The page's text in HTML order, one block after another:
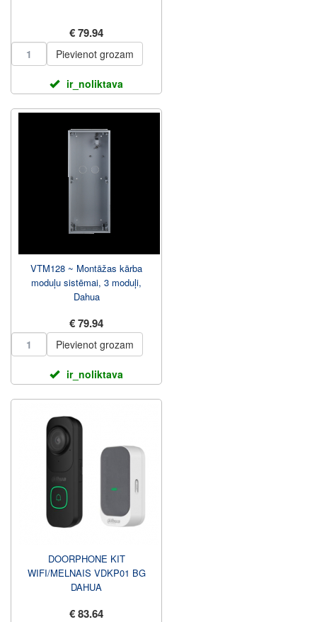
€ 79.94
Pievienot grozam
ir_noliktava
VTM128 ~ Montāžas kārba
moduļu sistēmai, 3 moduļi,
Dahua
€ 79.94
Pievienot grozam
ir_noliktava
DOORPHONE KIT
WIFI/MELNAIS VDKP01 BG
DAHUA
€ 83.64